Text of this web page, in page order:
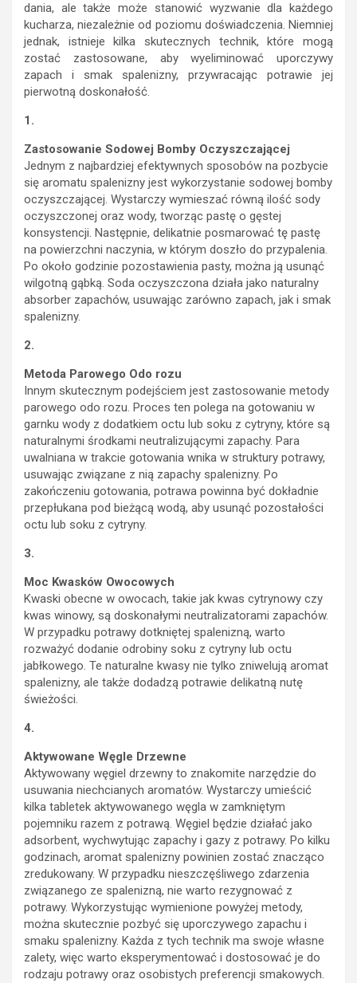
dania, ale także może stanowić wyzwanie dla każdego
kucharza, niezależnie od poziomu doświadczenia. Niemniej
jednak, istnieje kilka skutecznych technik, które mogą
zostać zastosowane, aby wyeliminować uporczywy
zapach i smak spalenizny, przywracając potrawie jej
pierwotną doskonałość.
1.
Zastosowanie Sodowej Bomby Oczyszczającej
Jednym z najbardziej efektywnych sposobów na pozbycie
się aromatu spalenizny jest wykorzystanie sodowej bomby
oczyszczającej. Wystarczy wymieszać równą ilość sody
oczyszczonej oraz wody, tworząc pastę o gęstej
konsystencji. Następnie, delikatnie posmarować tę pastę
na powierzchni naczynia, w którym doszło do przypalenia.
Po około godzinie pozostawienia pasty, można ją usunąć
wilgotną gąbką. Soda oczyszczona działa jako naturalny
absorber zapachów, usuwając zarówno zapach, jak i smak
spalenizny.
2.
Metoda Parowego Odo rozu
Innym skutecznym podejściem jest zastosowanie metody
parowego odo rozu. Proces ten polega na gotowaniu w
garnku wody z dodatkiem octu lub soku z cytryny, które są
naturalnymi środkami neutralizującymi zapachy. Para
uwalniana w trakcie gotowania wnika w struktury potrawy,
usuwając związane z nią zapachy spalenizny. Po
zakończeniu gotowania, potrawa powinna być dokładnie
przepłukana pod bieżącą wodą, aby usunąć pozostałości
octu lub soku z cytryny.
3.
Moc Kwasków Owocowych
Kwaski obecne w owocach, takie jak kwas cytrynowy czy
kwas winowy, są doskonałymi neutralizatorami zapachów.
W przypadku potrawy dotkniętej spalenizną, warto
rozważyć dodanie odrobiny soku z cytryny lub octu
jabłkowego. Te naturalne kwasy nie tylko zniwelują aromat
spalenizny, ale także dodadzą potrawie delikatną nutę
świeżości.
4.
Aktywowane Węgle Drzewne
Aktywowany węgiel drzewny to znakomite narzędzie do
usuwania niechcianych aromatów. Wystarczy umieścić
kilka tabletek aktywowanego węgla w zamkniętym
pojemniku razem z potrawą. Węgiel będzie działać jako
adsorbent, wychwytując zapachy i gazy z potrawy. Po kilku
godzinach, aromat spalenizny powinien zostać znacząco
zredukowany. W przypadku nieszczęśliwego zdarzenia
związanego ze spalenizną, nie warto rezygnować z
potrawy. Wykorzystując wymienione powyżej metody,
można skutecznie pozbyć się uporczywego zapachu i
smaku spalenizny. Każda z tych technik ma swoje własne
zalety, więc warto eksperymentować i dostosować je do
rodzaju potrawy oraz osobistych preferencji smakowych.